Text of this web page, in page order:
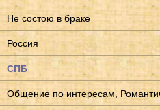
Не состою в браке
Россия
СПБ
Общение по интересам,